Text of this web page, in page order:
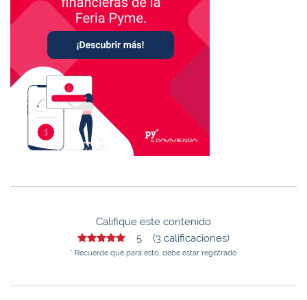
Califique este contenido
5 (3 calificaciones)
* Recuerde que para esto, debe estar registrado